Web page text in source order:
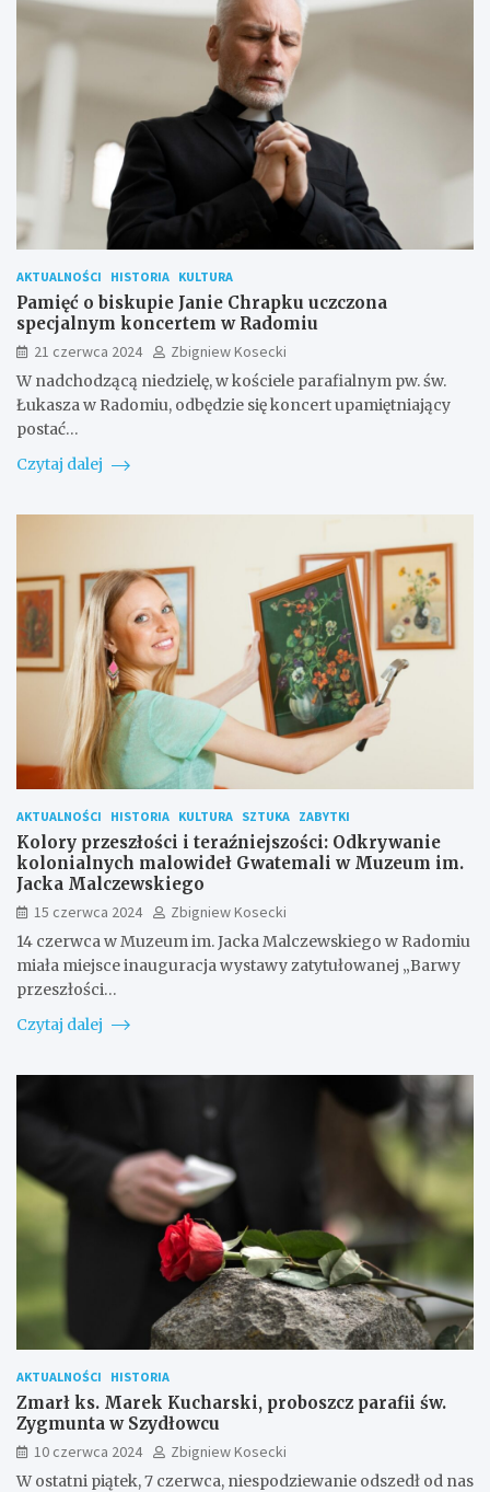
AKTUALNOŚCI HISTORIA KULTURA
Pamięć o biskupie Janie Chrapku uczczona
specjalnym koncertem w Radomiu
21 czerwca 2024
Zbigniew Kosecki
W nadchodzącą niedzielę, w kościele parafialnym pw. św.
Łukasza w Radomiu, odbędzie się koncert upamiętniający
postać…
Czytaj dalej
AKTUALNOŚCI HISTORIA KULTURA SZTUKA ZABYTKI
Kolory przeszłości i teraźniejszości: Odkrywanie
kolonialnych malowideł Gwatemali w Muzeum im.
Jacka Malczewskiego
15 czerwca 2024
Zbigniew Kosecki
14 czerwca w Muzeum im. Jacka Malczewskiego w Radomiu
miała miejsce inauguracja wystawy zatytułowanej „Barwy
przeszłości…
Czytaj dalej
AKTUALNOŚCI HISTORIA
Zmarł ks. Marek Kucharski, proboszcz parafii św.
Zygmunta w Szydłowcu
10 czerwca 2024
Zbigniew Kosecki
W ostatni piątek, 7 czerwca, niespodziewanie odszedł od nas